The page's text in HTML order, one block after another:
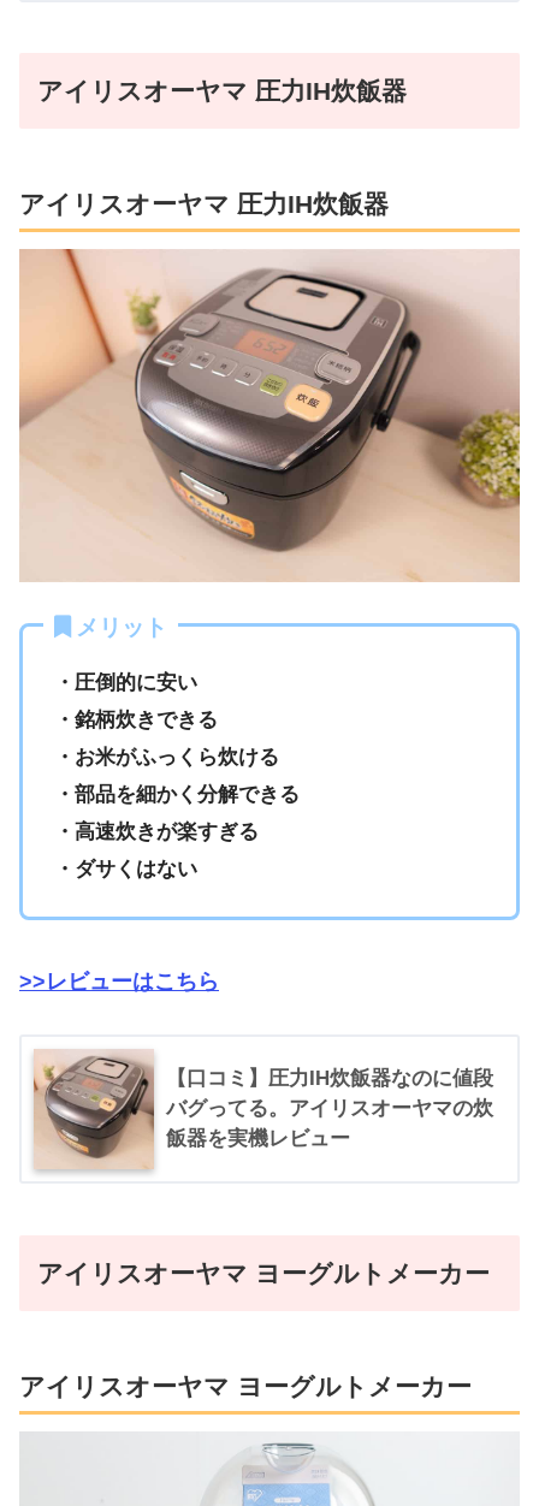
アイリスオーヤマ 圧力IH炊飯器
アイリスオーヤマ 圧力IH炊飯器
メリット
・圧倒的に安い
・銘柄炊きできる
・お米がふっくら炊ける
・部品を細かく分解できる
・高速炊きが楽すぎる
・ダサくはない
>>レビューはこちら
【口コミ】圧力IH炊飯器なのに値段
バグってる。アイリスオーヤマの炊
飯器を実機レビュー
アイリスオーヤマ ヨーグルトメーカー
アイリスオーヤマ ヨーグルトメーカー